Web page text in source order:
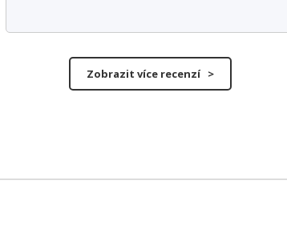
Zobrazit více recenzí >